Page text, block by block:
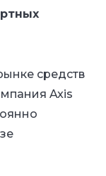
средств
Axis